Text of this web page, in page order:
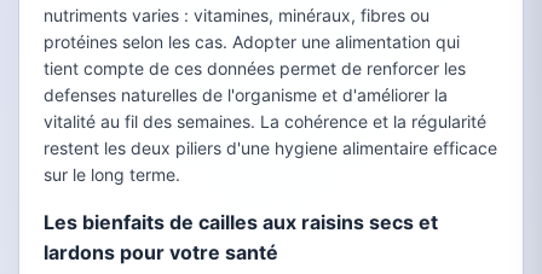
nutriments varies : vitamines, minéraux, fibres ou
protéines selon les cas. Adopter une alimentation qui
tient compte de ces données permet de renforcer les
defenses naturelles de l'organisme et d'améliorer la
vitalité au fil des semaines. La cohérence et la régularité
restent les deux piliers d'une hygiene alimentaire efficace
sur le long terme.
Les bienfaits de cailles aux raisins secs et
lardons pour votre santé